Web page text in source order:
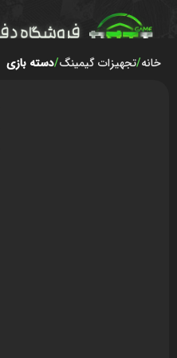
خانه تجهیزات گیمینگ دسته بازی